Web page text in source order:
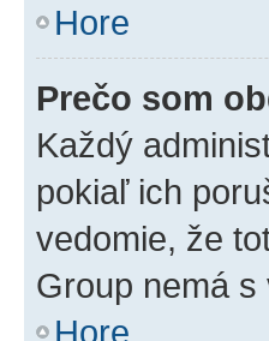
Hore
Prečo som
Každý
pokiaľ ich
vedomie, že
Group nemá
Hore